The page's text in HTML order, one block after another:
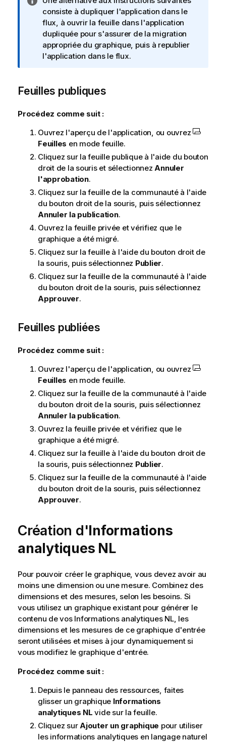
o
t
e
I
n
r
a
i
o
n
s
consiste à dupliquer l'application dans le
flux, à ouvrir la feuille dans l'application
dupliquée pour s'assurer de la migration
appropriée du graphique, puis à republier
l'application dans le flux.
Feuilles publiques
Procédez comme suit :
Ouvrez l'aperçu de l'application, ou ouvrez
Feuilles en mode feuille.
Cliquez sur la feuille publique à l'aide du bouton
droit de la souris et sélectionnezAnnuler
l'approbation.
Cliquez sur la feuille de la communauté à l'aide
du bouton droit de la souris, puis sélectionnez
Annuler la publication.
Ouvrez la feuille privée et vérifiez que le
graphique a été migré.
Cliquez sur la feuille à l'aide du bouton droit de
la souris, puis sélectionnez Publier.
Cliquez sur la feuille de la communauté à l'aide
du bouton droit de la souris, puis sélectionnez
Approuver.
Feuilles publiées
Procédez comme suit :
Ouvrez l'aperçu de l'application, ou ouvrez
Feuilles en mode feuille.
Cliquez sur la feuille de la communauté à l'aide
du bouton droit de la souris, puis sélectionnez
Annuler la publication.
Ouvrez la feuille privée et vérifiez que le
graphique a été migré.
Cliquez sur la feuille à l'aide du bouton droit de
la souris, puis sélectionnez Publier.
Cliquez sur la feuille de la communauté à l'aide
du bouton droit de la souris, puis sélectionnez
Approuver.
Création d'Informations
analytiques NL
Pour pouvoir créer le graphique, vous devez avoir au
moins une dimension ou une mesure. Combinez des
dimensions et des mesures, selon les besoins. Si
vous utilisez un graphique existant pour générer le
contenu de vos Informations analytiques NL, les
dimensions et les mesures de ce graphique d'entrée
seront utilisées et mises à jour dynamiquement si
vous modifiez le graphique d'entrée.
Procédez comme suit :
Depuis le panneau des ressources, faites
glisser un graphique Informations
analytiques NL vide sur la feuille.
Cliquez sur Ajouter un graphique pour utiliser
les informations analytiques en langage naturel